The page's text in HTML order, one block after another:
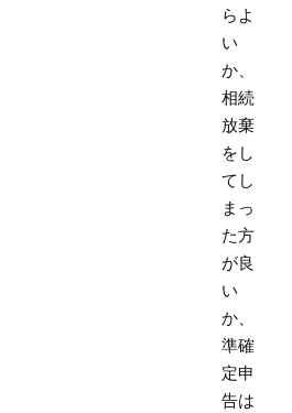
らよ
い
か、
相続
放棄
をし
てし
まっ
た方
が良
い
か、
準確
定申
告は